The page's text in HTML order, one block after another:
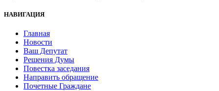
НАВИГАЦИЯ
Главная
Новости
Ваш Депутат
Решения Думы
Повестка заседания
Направить обращение
Почетные Граждане